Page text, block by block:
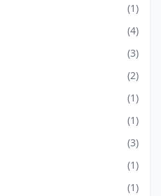
(1)
(4)
(3)
(2)
(1)
(1)
(3)
(1)
(1)